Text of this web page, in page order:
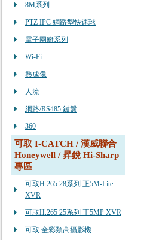
8M系列
PTZ IPC 網路型快速球
電子圍籬系列
Wi-Fi
熱成像
人流
網路/RS485 鍵盤
360
可取 I-CATCH / 漢威聯合
Honeywell / 昇銳 Hi-Sharp
專區
可取H.265 28系列 正5M-Lite
XVR
可取H.265 25系列 正5MP XVR
可取 全彩類高攝影機